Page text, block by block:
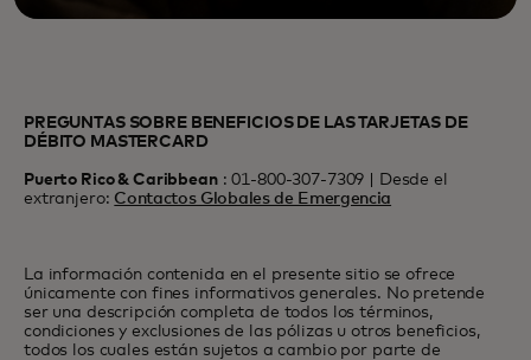
PREGUNTAS SOBRE BENEFICIOS DE LAS TARJETAS DE
DÉBITO MASTERCARD
Puerto Rico & Caribbean: 01-800-307-7309 | Desde el
extranjero: Contactos Globales de Emergencia
La información contenida en el presente sitio se ofrece
únicamente con fines informativos generales. No pretende
ser una descripción completa de todos los términos,
condiciones y exclusiones de las pólizas u otros beneficios,
todos los cuales están sujetos a cambio por parte de